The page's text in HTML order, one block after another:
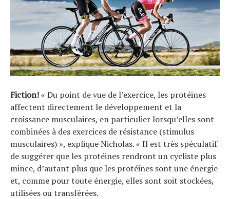
Fiction!« Du point de vue de l’exercice, les protéines
affectent directement le développement et la
croissance musculaires, en particulier lorsqu’elles sont
combinées à des exercices de résistance (stimulus
musculaires) », explique Nicholas. « Il est très spéculatif
de suggérer que les protéines rendront un cycliste plus
mince, d’autant plus que les protéines sont une énergie
et, comme pour toute énergie, elles sont soit stockées,
utilisées ou transférées.